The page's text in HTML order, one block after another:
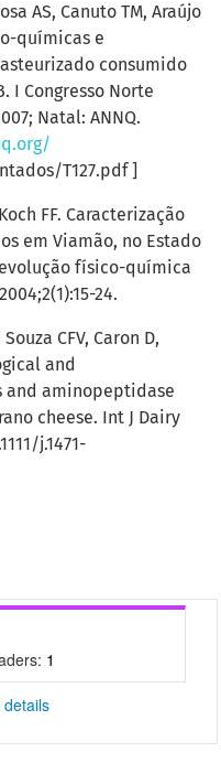
1
details
AS, Canuto TM, Araújo
químicas e
consumido
I Congresso Norte
Natal: ANNQ.
T127.pdf ]
FF. Caracterização
em Viamão, no Estado
físico-química
24.
CFV, Caron D,
and
and aminopeptidase
cheese. Int J Dairy
j.1471-